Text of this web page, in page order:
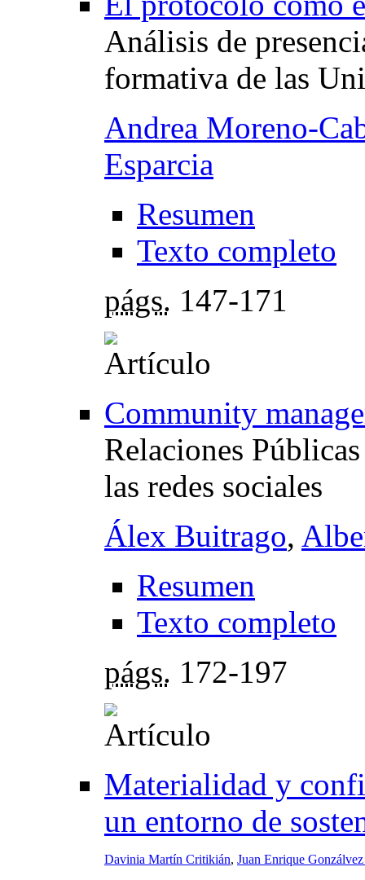
Análisis de
formativa de las
Andrea Moreno-
Esparcia
Resumen
Texto completo
págs. 147-171
Community
Relaciones
las redes sociales
Álex Buitrago,
Resumen
Texto completo
págs. 172-197
Materialidad y
un entorno de
Davinia Martín Critikián, Juan Enrique